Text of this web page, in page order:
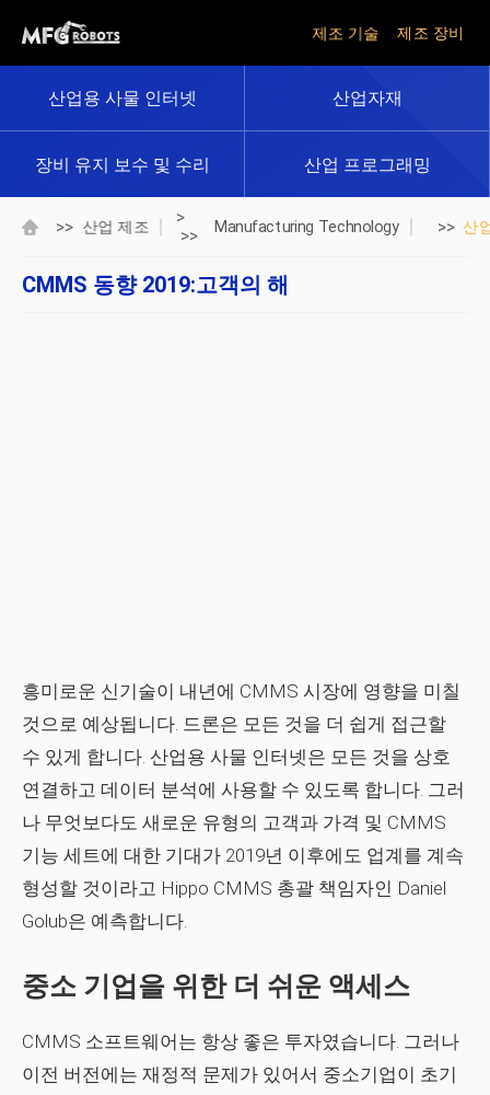
제조 기술 제조 장비
산업용 사물 인터넷 산업자재
장비 유지 보수 및 수리 산업 프로그래밍
>> 산업 제조
>
>>
Manufacturing Technology >> 산
CMMS 동향 2019:고객의 해
흥미로운 신기술이 내년에 CMMS 시장에 영향을 미칠
것으로 예상됩니다. 드론은 모든 것을 더 쉽게 접근할
수 있게 합니다. 산업용 사물 인터넷은 모든 것을 상호
연결하고 데이터 분석에 사용할 수 있도록 합니다. 그러
나 무엇보다도 새로운 유형의 고객과 가격 및 CMMS
기능 세트에 대한 기대가 2019년 이후에도 업계를 계속
형성할 것이라고 Hippo CMMS 총괄 책임자인 Daniel
Golub은 예측합니다.
중소 기업을 위한 더 쉬운 액세스
CMMS 소프트웨어는 항상 좋은 투자였습니다. 그러나
이전 버전에는 재정적 문제가 있어서 중소기업이 초기